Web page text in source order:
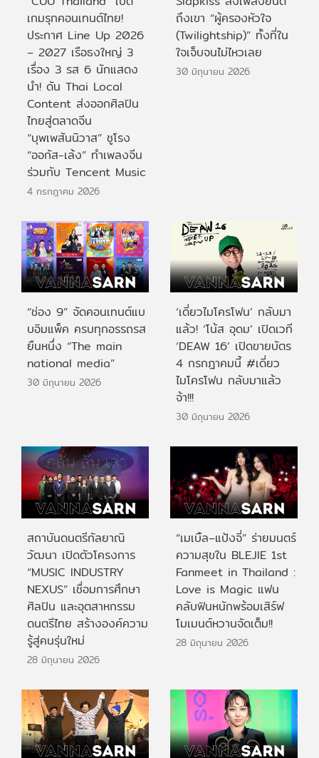
เกมรุกคอนเทนต์ไทย!
ประกาศ Line Up 2026
– 2027 เรือธงใหญ่ 3
เรื่อง 3 รส 6 นักแสดง
นำ! ดัน Thai Local
Content ส่งออกศิลปิน
ไทยสู่ตลาดจีน
“บุพเพสันนิวาส” ชูโรง
“ออกัส-เล้ง” ทำเพลงจีน
ร่วมกับ Tencent Music
4 กรกฎาคม 2026
ถึงเขา “ผู้ครองหัวใจ
(Twilightship)” ทั้งที่ใน
ใจเจ็บจนไม่ไหวเลย
30 มิถุนายน 2026
“ช่อง 9” จัดคอนเทนต์แบ
บอิมแพ็ค ครบทุกอรรถรส
ยืนหนึ่ง “The main
national media”
30 มิถุนายน 2026
‘เดี่ยวไมโครโฟน’ กลับมา
แล้ว! ‘โน้ส อุดม’ เปิดเวที
‘DEAW 16’ เปิดขายบัตร
4 กรกฎาคมนี้ #เดี่ยว
ไมโครโฟน กลับมาแล้ว
จ้า!!!
30 มิถุนายน 2026
สถาบันดนตรีกัลยาณิ
วัฒนา เปิดตัวโครงการ
“MUSIC INDUSTRY
NEXUS” เชื่อมการศึกษา
ศิลปิน และอุตสาหกรรม
ดนตรีไทย สร้างองค์ความ
รู้สู่คนรุ่นใหม่
28 มิถุนายน 2026
“เมเบิ้ล–แป้งจี่” ร่ายมนตร์
ความสุขใน BLEJIE 1st
Fanmeet in Thailand :
Love is Magic แฟน
คลับฟินหนักพร้อมเสิร์ฟ
โมเมนต์หวานจัดเต็ม!!
28 มิถุนายน 2026